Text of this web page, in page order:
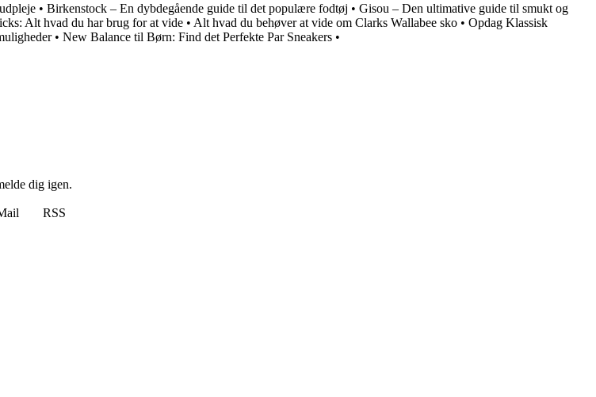
• Birkenstock – En dybdegående guide til det populære fodtøj • Gisou – Den ultimative guide til smukt og
Alt hvad du har brug for at vide • Alt hvad du behøver at vide om Clarks Wallabee sko • Opdag Klassisk
• New Balance til Børn: Find det Perfekte Par Sneakers •
dig igen.
RSS